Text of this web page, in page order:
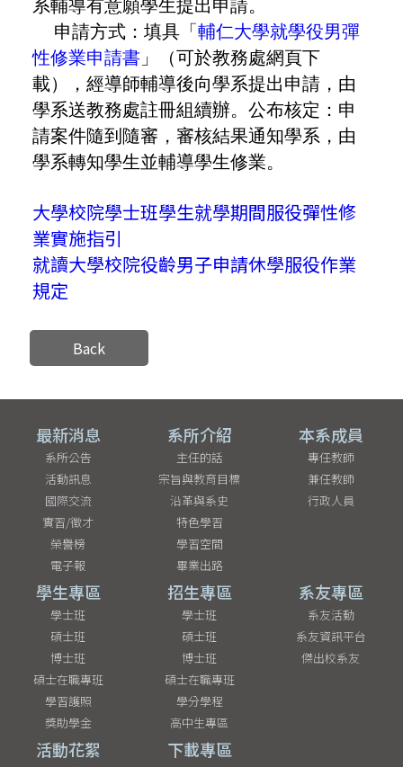
系輔導有意願學生提出申請。
申請方式：填具「輔仁大學就學役男彈
性修業申請書 」（可於教務處網頁下
載），經導師輔導後向學系提出申請，由
學系送教務處註冊組續辦。公布核定：申
請案件隨到隨審，審核結果通知學系，由
學系轉知學生並輔導學生修業。
大學校院學士班學生就學期間服役彈性修
業實施指引
就讀大學校院役齡男子申請休學服役作業
規定
Back
最新消息
系所公告
活動訊息
國際交流
實習/徵才
榮譽榜
電子報
系所介紹
主任的話
宗旨與教育目標
沿革與系史
特色學習
學習空間
畢業出路
本系成員
專任教師
兼任教師
行政人員
學生專區
學士班
碩士班
博士班
碩士在職專班
學習護照
獎助學金
招生專區
學士班
碩士班
博士班
碩士在職專班
學分學程
高中生專區
系友專區
系友活動
系友資訊平台
傑出校系友
活動花絮 下載專區